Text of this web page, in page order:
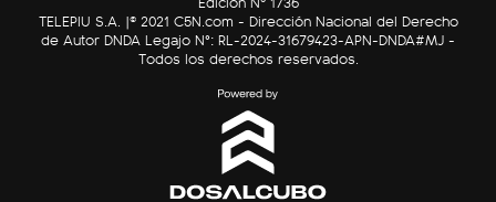
C5N Autos
RatingCero
TELEPIU S.A. |© 2021 C5N.com - Dirección Nacional del Derecho
de Autor DNDA Legajo N°: RL-2024-31679423-APN-DNDA#MJ -
Todos los derechos reservados.